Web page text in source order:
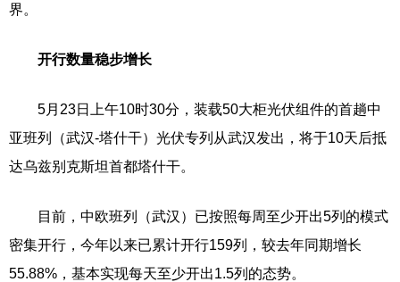
界。
开行数量稳步增长
5月23日上午10时30分，装载50大柜光伏组件的首趟中
亚班列（武汉-塔什干）光伏专列从武汉发出，将于10天后抵
达乌兹别克斯坦首都塔什干。
目前，中欧班列（武汉）已按照每周至少开出5列的模式
密集开行，今年以来已累计开行159列，较去年同期增长
55.88%，基本实现每天至少开出1.5列的态势。